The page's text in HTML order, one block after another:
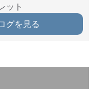
ット
グを見る